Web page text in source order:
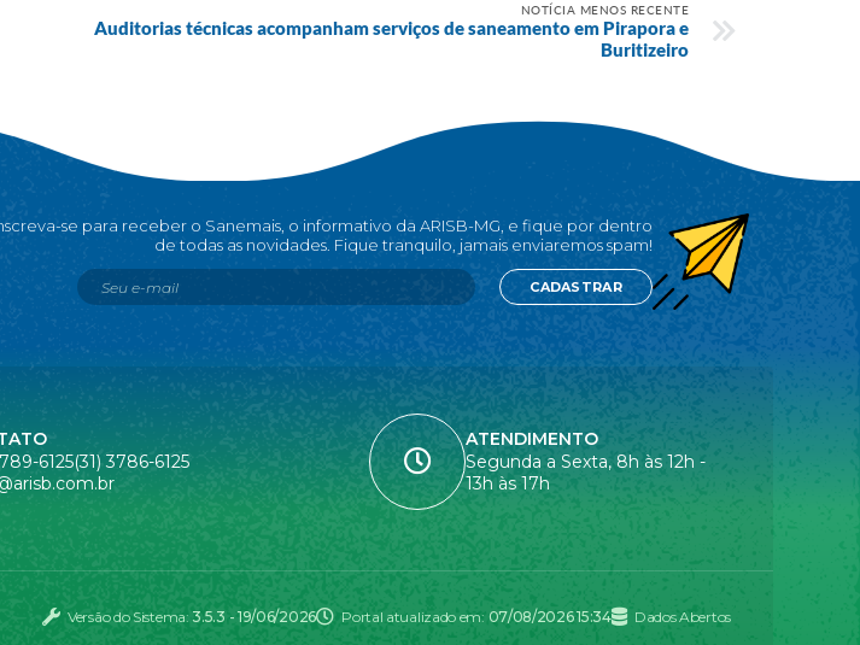
NOTÍCIA MENOS RECENTE
Auditorias técnicas acompanham serviços de saneamento em Pirapora e
Buritizeiro
6125(31) 3786-6125
ATENDIMENTO
Segunda a Sexta, 8h às 12h -
13h às 17h
se para receber o Sanemais, o informativo da ARISB-MG, e fique por dentro
de todas as novidades. Fique tranquilo, jamais enviaremos spam!
CADASTRAR
Versão do Sistema:3.5.3 - 19/06/2026 Portal atualizado em: 07/08/2026 15:34 Dados Abertos